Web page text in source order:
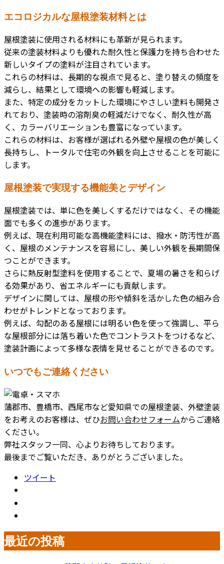
エコロジカルな屋根塗装材料とは
屋根塗装に使用される材料にも革新が見られます。
従来の塗装材料よりも優れた耐久性と保護力を持ち合わせた
新しいタイプの塗料が注目されています。
これらの材料は、長期的な視点で見ると、塗り替えの頻度を
減らし、結果として環境への影響も軽減します。
また、特定の成分をカットした環境にやさしい塗料も開発さ
れており、塗装時の溶剤臭の軽減だけでなく、耐久性が高
く、カラーバリエーションも豊富になっています。
これらの材料は、お客様が選ばれる外壁や屋根の色が美しく
長持ちし、トータルで住宅の外観を向上させることを可能に
します。
屋根塗装で実現する機能美とデザイン
屋根塗装では、単に色を美しくするだけではなく、その機能
面でも多くの進歩があります。
例えば、現在利用可能な高機能塗料には、撥水・防汚性が高
く、屋根のメンテナンスを容易にし、美しい外観を長期間保
つことができます。
さらに熱反射型塗料を使用することで、夏場の暑さを和らげ
る効果があり、省エネルギーにも貢献します。
デザインに関しては、屋根の形や傾斜を活かした色の組み合
わせがトレンドとなっております。
例えば、勾配のある屋根には明るい色を使って強調し、平ら
な屋根部分には落ち着いた色でコントラストをつけるなど、
塗装計画によって多様な表情を見せることができるのです。
いつでもご連絡ください
蒲郡市、豊橋市、西尾市など愛知県での屋根塗装、外壁塗装
をお考えのお客様は、ぜひお問い合わせフォームからご連絡
ください。
弊社スタッフ一同、心よりお待ちしております。
最後までご覧いただき、ありがとうございました。
ツイート
最近の投稿